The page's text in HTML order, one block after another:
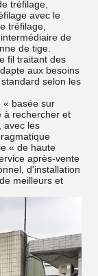
tréfilage,
avec le
tréfilage,
de
de tige.
fil traitant des
aux besoins
selon les
« basée sur
à rechercher et
avec les
« de haute
après-vente
d'installation
meilleurs et